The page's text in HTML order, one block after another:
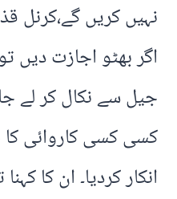
نہیں کریں گے،کرنل
اگر بھٹو اجازت دیں
جیل سے نکال کر لے
کسی کسی کاروائی
انکار کردیا۔ ان کا